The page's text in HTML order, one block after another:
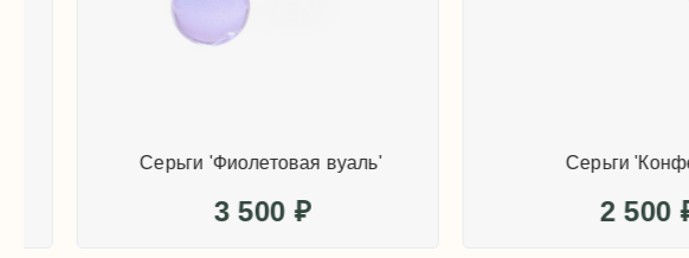
Серьги 'Фиолетовая вуаль'
3 500 ₽
Серьги 'Конфетти'
2 500 ₽